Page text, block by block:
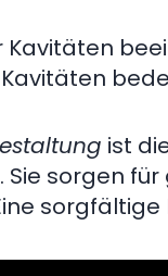
Kavitäten
ist
sorgen